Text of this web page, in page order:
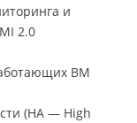
и
2.0
ВМ
(HA — High